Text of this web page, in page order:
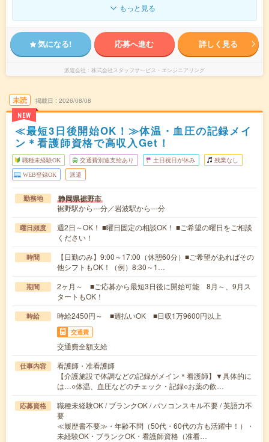
もっと見る
気になる! 応募へ進む 詳しく見る
派遣会社 株式会社スタッフサービス・エンジニアリング
未読
NEW
掲載日 2026/08/08
≪最短3日後開始OK！≫体温・血圧の記録メイ
ン＊看護師資格で高収入Get！
職種未経験OK 交通費別途支給あり 土日祝日が休み 残業なし
WEB登録OK 派遣
勤務地 静岡県裾野市
裾野駅から---分／岩波駅から---分
曜日頻度
週2日～OK！ ■曜日固定の相談OK！ ■ご希望の曜日をご相談
ください！
時間
【日勤のみ】9:00～17:00（休憩60分）■ご希望があればその
他シフトもOK！（例）8:30～1…
期間
2ヶ月～ ■ご応募から最短3日後に開始可能 8月～、9月ス
タートもOK！
時給 時給2450円～ ■週払いOK ■日収1万9600円以上
交通費
交通費全額支給
仕事内容
看護師・准看護師
【介護施設で体調などの記録がメイン＊看護師】▼具体的に
は…○体温、血圧などのチェック・記録○お薬の飲…
応募資格
職種未経験OK / ブランクOK / パソコンスキル不要 / 英語力不
要
≪履歴書不要≫・年齢不問（50代・60代の方も活躍中！）・
未経験OK・ブランクOK・看護師資格（准看…